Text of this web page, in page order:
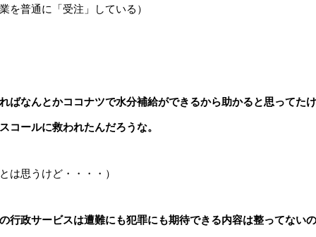
を普通に「受注」している）
ばなんとかココナツで水分補給ができるから助かると思ってた
コールに救われたんだろうな。
は思うけど・・・・）
行政サービスは遭難にも犯罪にも期待できる内容は整ってない